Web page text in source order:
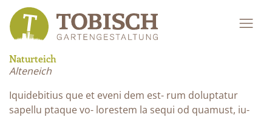
Naturteich
Alteneich
Iquidebitius que et eveni dem est- rum doluptatur
sapellu ptaque vo- lorestem la sequi od quamust, iu-